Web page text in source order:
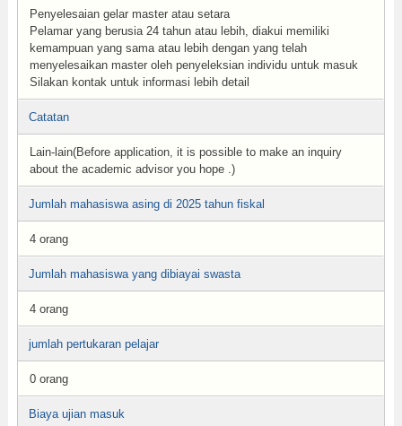
Penyelesaian gelar master atau setara
Pelamar yang berusia 24 tahun atau lebih, diakui memiliki
kemampuan yang sama atau lebih dengan yang telah
menyelesaikan master oleh penyeleksian individu untuk masuk
Silakan kontak untuk informasi lebih detail
Catatan
Lain-lain(Before application, it is possible to make an inquiry
about the academic advisor you hope .)
Jumlah mahasiswa asing di 2025 tahun fiskal
4 orang
Jumlah mahasiswa yang dibiayai swasta
4 orang
jumlah pertukaran pelajar
0 orang
Biaya ujian masuk